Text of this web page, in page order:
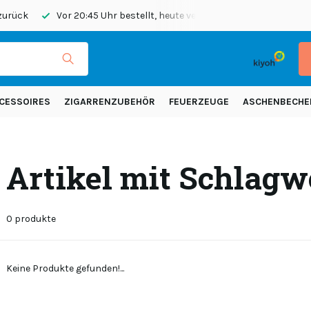
Vor 20:45 Uhr bestellt, heute versendet
ZIGARRENZUBEHÖR FEUERZEUGE
Artikel mit
0 produkte
Keine Produkte gefunden!...